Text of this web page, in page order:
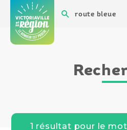
contenu
Quoi faire
Recherche
1 résultat pour le